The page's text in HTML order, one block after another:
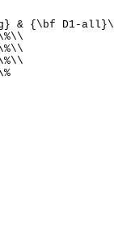
& {\bf D1-